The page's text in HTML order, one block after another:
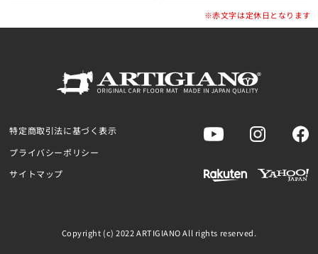
※赤文字は定休日となります
特定商取引法に基づく表示
プライバシーポリシー
サイトマップ
Copyright (c) 2022 ARTIGIANO All rights reserved.